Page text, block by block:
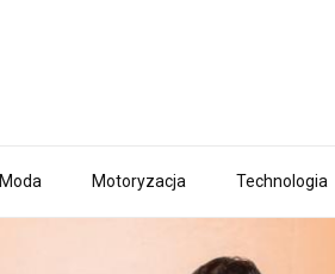
Moda Motoryzacja Technologia